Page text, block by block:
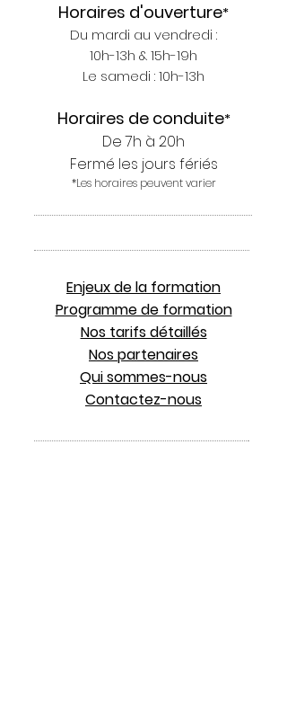
Horaires d'ouverture*
Du mardi au vendredi :
10h-13h & 15h-19h
Le samedi : 10h-13h
Horaires de conduite*
De 7h à 20h
Fermé les jours fériés
*Les horaires peuvent varier
Enjeux de la formation
Programme de formation
Nos tarifs détaillés
Nos partenaires
Qui sommes-nous
Contactez-nous